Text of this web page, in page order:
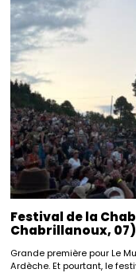
Festival de la
Chabrillanoux, 07)
Grande première pour Le
Ardèche. Et pourtant, le